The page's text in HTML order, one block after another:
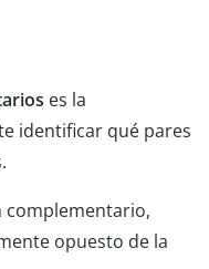
es la
identificar qué pares
complementario,
opuesto de la